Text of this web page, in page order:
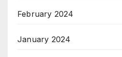
February 2024
January 2024